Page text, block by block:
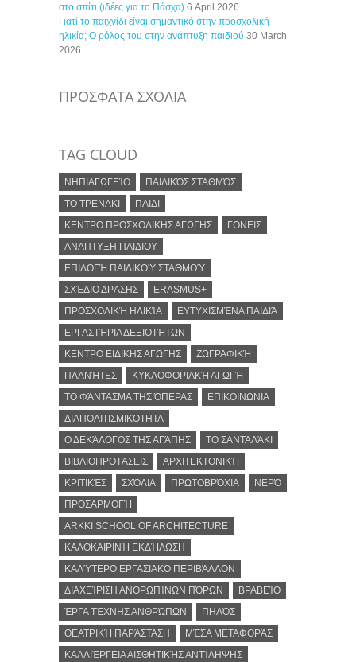
στο σπίτι (ιδέες για το Πάσχα) 6 April 2026
Γιατί το παιχνίδι είναι σημαντικό στην προσχολική
ηλικία; Ο ρόλος του στην ανάπτυξη παιδιού 30 March
2026
ΠΡΟΣΦΑΤΑ ΣΧΟΛΙΑ
TAG CLOUD
ΝΗΠΙΑΓΩΓΕΊΟ
ΠΑΙΔΙΚΌΣ ΣΤΑΘΜΌΣ
ΤΟ ΤΡΕΝΑΚΙ
ΠΑΙΔΙ
ΚΕΝΤΡΟ ΠΡΟΣΧΟΛΙΚΗΣ ΑΓΩΓΗΣ
ΓΟΝΕΙΣ
ΑΝΑΠΤΥΞΗ ΠΑΙΔΙΟΥ
ΕΠΙΛΟΓΉ ΠΑΙΔΙΚΟΎ ΣΤΑΘΜΟΎ
ΣΧΈΔΙΟ ΔΡΆΣΗΣ
ERASMUS+
ΠΡΟΣΧΟΛΙΚΉ ΗΛΙΚΊΑ
ΕΥΤΥΧΙΣΜΈΝΑ ΠΑΙΔΙΆ
ΕΡΓΑΣΤΉΡΙΑ ΔΕΞΙΟΤΉΤΩΝ
ΚΕΝΤΡΟ ΕΙΔΙΚΗΣ ΑΓΩΓΗΣ
ΖΩΓΡΑΦΙΚΉ
ΠΛΑΝΉΤΕΣ
ΚΥΚΛΟΦΟΡΙΑΚΉ ΑΓΩΓΉ
ΤΟ ΦΆΝΤΑΣΜΑ ΤΗΣ ΌΠΕΡΑΣ
ΕΠΙΚΟΙΝΩΝΙΑ
ΔΙΑΠΟΛΙΤΙΣΜΙΚΌΤΗΤΑ
Ο ΔΕΚΆΛΟΓΟΣ ΤΗΣ ΑΓΆΠΗΣ
ΤΟ ΣΑΝΤΑΛΆΚΙ
ΒΙΒΛΙΟΠΡΟΤΆΣΕΙΣ
ΑΡΧΙΤΕΚΤΟΝΙΚΉ
ΚΡΙΤΙΚΈΣ
ΣΧΌΛΙΑ ΠΡΩΤΟΒΡΌΧΙΑ
ΝΕΡΌ
ΠΡΟΣΑΡΜΟΓΉ
ARKKI SCHOOL OF ARCHITECTURE
ΚΑΛΟΚΑΙΡΙΝΉ ΕΚΔΉΛΩΣΗ
ΚΑΛΎΤΕΡΟ ΕΡΓΑΣΙΑΚΌ ΠΕΡΙΒΆΛΛΟΝ
ΔΙΑΧΕΊΡΙΣΗ ΑΝΘΡΩΠΊΝΩΝ ΠΌΡΩΝ
ΒΡΑΒΕΊΟ
ΈΡΓΑ ΤΈΧΝΗΣ ΑΝΘΡΏΠΩΝ
ΠΗΛΌΣ
ΘΕΑΤΡΙΚΉ ΠΑΡΆΣΤΑΣΗ
ΜΈΣΑ ΜΕΤΑΦΟΡΆΣ
ΚΑΛΛΙΈΡΓΕΙΑ ΑΙΣΘΗΤΙΚΉΣ ΑΝΤΊΛΗΨΗΣ